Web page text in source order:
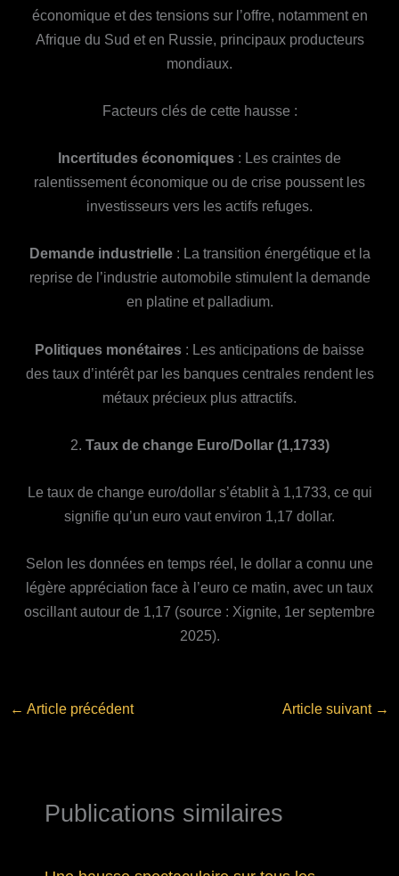
économique et des tensions sur l’offre, notamment en
Afrique du Sud et en Russie, principaux producteurs
mondiaux.
Facteurs clés de cette hausse :
Incertitudes économiques : Les craintes de
ralentissement économique ou de crise poussent les
investisseurs vers les actifs refuges.
Demande industrielle: La transition énergétique et la
reprise de l’industrie automobile stimulent la demande
en platine et palladium.
Politiques monétaires : Les anticipations de baisse
des taux d’intérêt par les banques centrales rendent les
métaux précieux plus attractifs.
2. Taux de change Euro/Dollar (1,1733)
Le taux de change euro/dollar s’établit à 1,1733, ce qui
signifie qu’un euro vaut environ 1,17 dollar.
Selon les données en temps réel, le dollar a connu une
légère appréciation face à l’euro ce matin, avec un taux
oscillant autour de 1,17 (source : Xignite, 1er septembre
2025).
← Article précédent Article suivant →
Publications similaires